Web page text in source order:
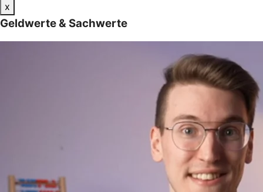
x
Geldwerte & Sachwerte